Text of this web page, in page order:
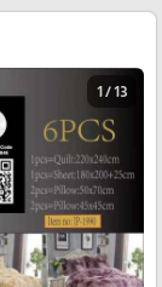
1 / 13